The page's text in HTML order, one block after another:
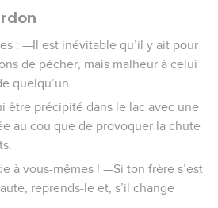
: —Il est inévitable qu’il y ait pour
de pécher, mais malheur à celui
quelqu’un.
être précipité dans le lac avec une
au cou que de provoquer la chute
à vous-mêmes ! —Si ton frère s’est
reprends-le et, s’il change